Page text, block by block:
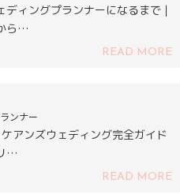
ディングプランナーになるまで｜
ら…
READ MORE
ンナー
アンズウェディング完全ガイド
…
READ MORE